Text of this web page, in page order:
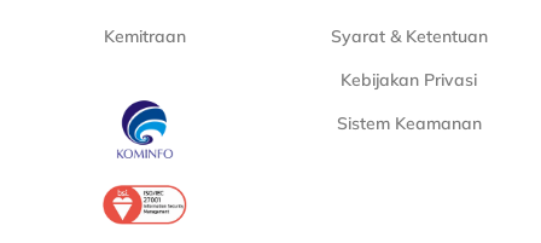
Kemitraan Syarat & Ketentuan
Kebijakan Privasi
Sistem Keamanan